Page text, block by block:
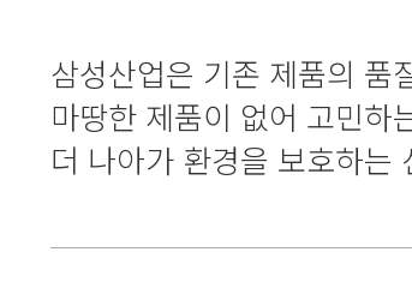
삼성산업은 기존 제품의 품
마땅한 제품이 없어 고민하
더 나아가 환경을 보호하는